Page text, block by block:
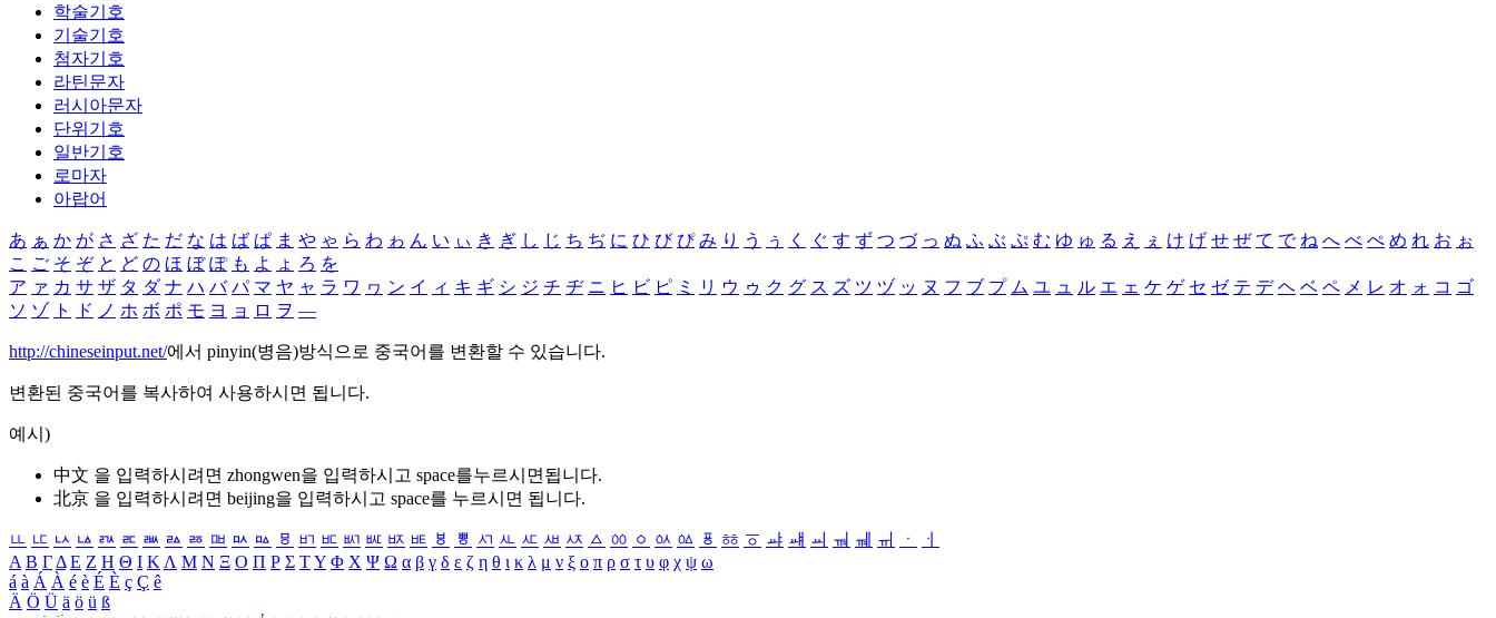
학술기호
기술기호
첨자기호
라틴문자
러시아문자
단위기호
일반기호
로마자
아랍어
あ ぁ か が さ ざ た だ な は ば ぱ ま や ゃ ら わ ゎ ん い ぃ き ぎ し じ ち ぢ に ひ び ぴ み り う ぅ く ぐ す ず つ づ っ ぬ ふ ぶ ぷ む ゆ ゅ る え ぇ け げ せ ぜ て で ね へ べ ぺ め れ お ぉ
こ ご そ ぞ と ど の ほ ぼ ぽ も よ ょ ろ を
ア ァ カ サ ザ タ ダ ナ ハ バ パ マ ヤ ャ ラ ワ ヮ ン イ ィ キ ギ シ ジ チ ヂ ニ ヒ ビ ピ ミ リ ウ ゥ ク グ ス ズ ツ ヅ ッ ヌ フ ブ プ ム ユ ュ ル エ ェ ケ ゲ セ ゼ テ デ ヘ ベ ペ メ レ オ ォ コ ゴ
ソ ゾ ト ド ノ ホ ボ ポ モ ヨ ョ ロ ヲ ―
http://chineseinput.net/에서 pinyin(병음)방식으로 중국어를 변환할 수 있습니다.
변환된 중국어를 복사하여 사용하시면 됩니다.
예시)
中文 을 입력하시려면 zhongwen을 입력하시고 space를누르시면됩니다.
北京 을 입력하시려면 beijing을 입력하시고 space를 누르시면 됩니다.
ㅥ ㅦ ㅧ ㅨ ㅩ ㅪ ㅫ ㅬ ㅭ ㅮ ㅯ ㅰ ㅱ ㅲ ㅳ ㅴ ㅵ ㅶ ㅷ ㅸ ㅹ ㅺ ㅻ ㅼ ㅽ ㅾ ㅿ ㆀ ㆁ ㆂ ㆃ ㆄ ㆅ ㆆ ㆇ ㆈ ㆉ ㆊ ㆋ ㆌ ㆍ
ㆎ
Α Β ΓΔ Ε Ζ Η Θ Ι ΚΛ Μ Ν Ξ Ο Π Ρ Σ ΤΥ Φ Χ Ψ Ω α β γ δ ε ζ η θ ι κ λ μ ν ξ ο π ρ σ τ υ φ χ ψ ω
á à Á À é è É È ç Ç ê
Ä Ö Ü ä ö ü ß